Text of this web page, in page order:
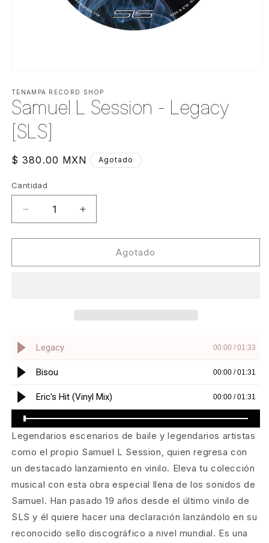
multimedia
1
en
ventana
modal
TENAMPA RECORD SHOP
Samuel L Session - Legacy
[SLS]
Precio
$ 380.00 MXN Agotado
Cantidad
Cantidad
Reducir
cantidad
para
L
Aumentar
cantidad
para
Samuel
L
Agotado
Legendarios escenarios de baile y legendarios artistas
como el propio Samuel L Session, quien regresa con
un destacado lanzamiento en vinilo. Eleva tu colección
musical con esta obra especial llena de los sonidos de
Samuel. Han pasado 19 años desde el último vinilo de
SLS y él quiere hacer una declaración lanzándolo en su
reconocido sello discográfico a nivel mundial. Es una